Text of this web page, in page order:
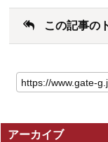
この記事の
の
記
の
ト
アーカイブ